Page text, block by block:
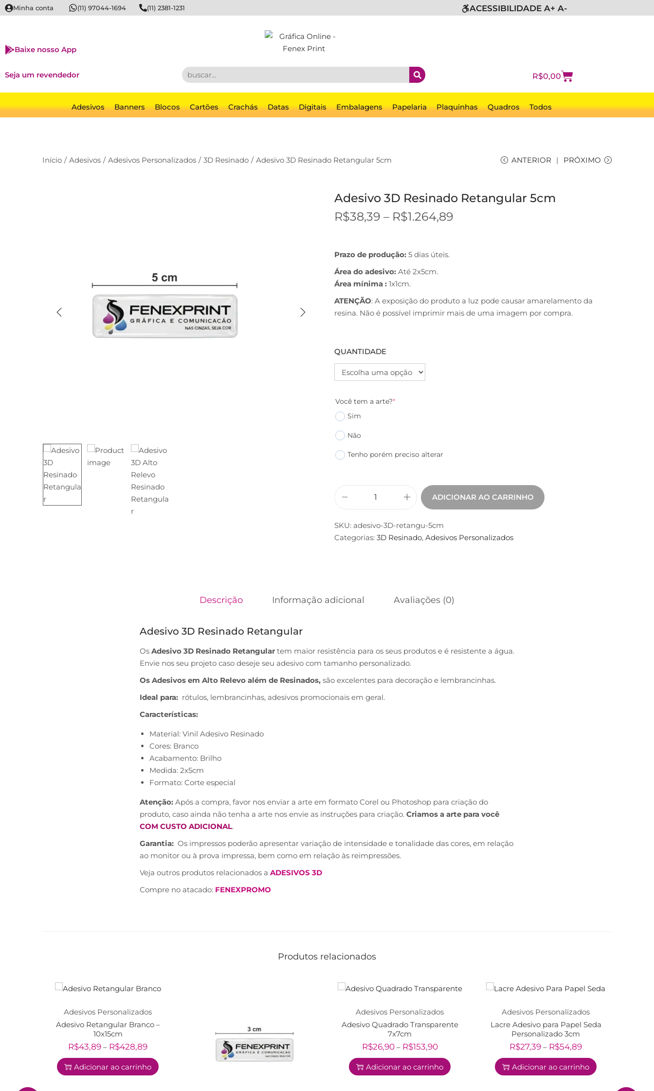
Minha conta (11) 97044-1694 (11) 2381-1231 ACESSIBILIDADE A+ A-
Baixe nosso App
Seja um revendedor R$0,00
Adesivos Banners Blocos Cartões Crachás Datas Digitais Embalagens Papelaria Plaquinhas Quadros Todos
Início / Adesivos / Adesivos Personalizados / 3D Resinado / Adesivo 3D Resinado Retangular 5cm ANTERIOR PRÓXIMO
Adesivo 3D Resinado Retangular 5cm
R$38,39 – R$1.264,89
Prazo de produção: 5 dias úteis.
Área do adesivo: Até 2x5cm.
Área mínima : 1x1cm.
ATENÇÃO: A exposição do produto a luz pode causar amarelamento da
resina. Não é possível imprimir mais de uma imagem por compra.
QUANTIDADE
Você tem a arte?*
Sim
Não
Tenho porém preciso alterar
ADICIONAR AO CARRINHO
SKU: adesivo-3D-retangu-5cm
Categorias: 3D Resinado, Adesivos Personalizados
Descrição Informação adicional Avaliações (0)
Adesivo 3D Resinado Retangular
Os Adesivo 3D Resinado Retangular tem maior resistência para os seus produtos e é resistente a água.
Envie nos seu projeto caso deseje seu adesivo com tamanho personalizado.
Os Adesivos em Alto Relevo além de Resinados, são excelentes para decoração e lembrancinhas.
Ideal para: rótulos, lembrancinhas, adesivos promocionais em geral.
Características:
Material: Vinil Adesivo Resinado
Cores: Branco
Acabamento: Brilho
Medida: 2x5cm
Formato: Corte especial
Atenção: Após a compra, favor nos enviar a arte em formato Corel ou Photoshop para criação do
produto, caso ainda não tenha a arte nos envie as instruções para criação. Criamos a arte para você
COM CUSTO ADICIONAL.
Garantia: Os impressos poderão apresentar variação de intensidade e tonalidade das cores, em relação
ao monitor ou à prova impressa, bem como em relação às reimpressões.
Veja outros produtos relacionados a ADESIVOS 3D
Compre no atacado: FENEXPROMO
Produtos relacionados
Adesivos Personalizados
Adesivo Retangular Branco –
10x15cm
R$43,89 – R$428,89
Adicionar ao carrinho
Adesivos Personalizados
Adesivo Quadrado Transparente
7x7cm
R$26,90 – R$153,90
Adicionar ao carrinho
Adesivos Personalizados
Lacre Adesivo para Papel Seda
Personalizado 3cm
R$27,39 – R$54,89
Adicionar ao carrinho